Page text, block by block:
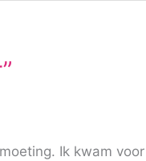
Ik kwam